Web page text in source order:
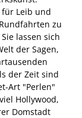
Leib und
zu
lassen sich
der Sagen,
der Zeit sind
Art "Perlen"
Hollywood,
Domstadt